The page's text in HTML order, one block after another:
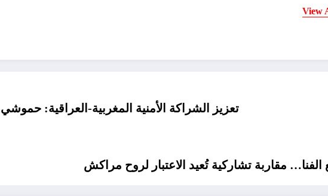
View
تعزيز الشراكة الأمنية المغربية-العراقية:
مقاربة تشاركية تُعيد الاعتبار لروح مراكش